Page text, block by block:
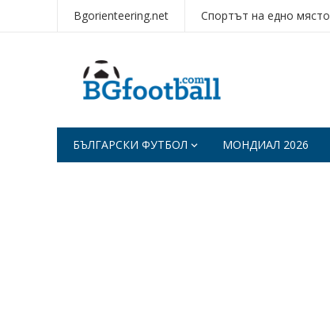
Bgorienteering.net Спортът на едно място
БЪЛГАРСКИ ФУТБОЛ МОНДИАЛ 2026